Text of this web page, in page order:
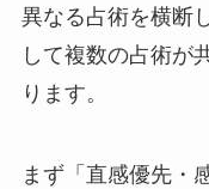
異なる占術を横断
して複数の占術が
ります。
まず「直感優先・